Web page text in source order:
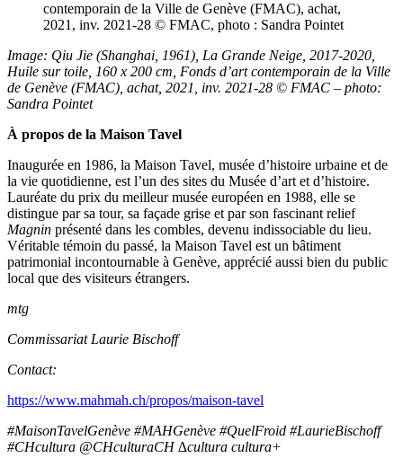
Image: Qiu Jie (Shanghai, 1961), La Grande Neige, 2017-2020,
Huile sur toile, 160 x 200 cm, Fonds d’art contemporain de la Ville
de Genève (FMAC), achat, 2021, inv. 2021-28 © FMAC – photo:
Sandra Pointet
À propos de la Maison Tavel
Inaugurée en 1986, la Maison Tavel, musée d’histoire urbaine et de
la vie quotidienne, est l’un des sites du Musée d’art et d’histoire.
Lauréate du prix du meilleur musée européen en 1988, elle se
distingue par sa tour, sa façade grise et par son fascinant relief
Magnin présenté dans les combles, devenu indissociable du lieu.
Véritable témoin du passé, la Maison Tavel est un bâtiment
patrimonial incontournable à Genève, apprécié aussi bien du public
local que des visiteurs étrangers.
mtg
Commissariat Laurie Bischoff
Contact:
https://www.mahmah.ch/propos/maison-tavel
#MaisonTavelGenève #MAHGenève #QuelFroid #LaurieBischoff
#CHcultura @CHculturaCH ∆cultura cultura+